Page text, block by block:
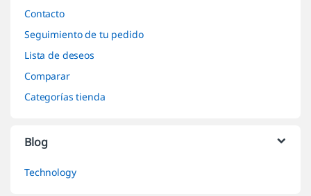
Contacto
Seguimiento de tu pedido
Lista de deseos
Comparar
Categorías tienda
Blog
Technology